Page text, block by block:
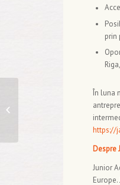
prin
În luna
https://
Despre
Junior
AI Access Power Hub:
primul ecosistem din